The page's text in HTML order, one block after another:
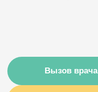
Вызов врача